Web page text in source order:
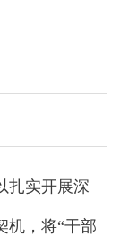
实开展深
机，将“干部